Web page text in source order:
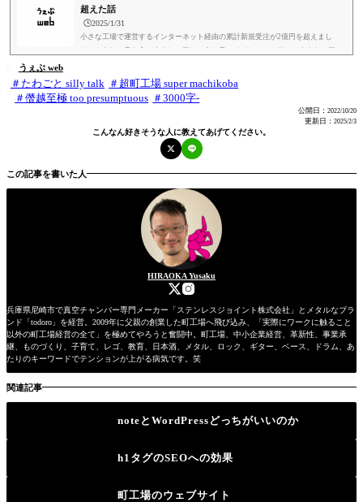
超えた話
🕒️2025/1/31
小さな工場で運営するインターネット経由の累計新規受注が2億円を超えまし
た。やらしい書き方ですよね。笑というか書いててちょっとアレですよね。笑売
億円の時も書きましたが、こういう風に書かないと誰も読んでくれないんで書き
ます。笑これ見て「うちも頑張ります」という町工場が出てきたら、まあ目的達
成かな、と。実際に、「参考になりました」「真似させてもらいます」とメール
をくださったり、SNSを見て「ツイート見ました。よく投稿してくれました」...
うぇぶ web

たわごと silly talk
超町工場 super machikoba
僭越至極 too presumptuous
3000字-
公開日： 2022/10/20
更新日： 2025/2/3
こんなん好きそうな人に教えてあげてください。
この記事を書いた人
HIRAOKA Yusaku
兵庫県尼崎市で真空チャンバー専門メーカー「ステンレスジョイント株式会社」とメタルなブラ
ンド「todoro」を経営。2009年に父親の創業した町工場へ飛び込み、「実際にワークに触ること
以外の町工場経営の全て」を極めてやろうと奮闘中。町工場、中小企業経営、革新性、事業承
継、ものづくり、子育て、レゴ、教育、日本酒、メタル、ロック、ギター、ベース、ドラム、あ
たりのキーワードでテンションが上がる病気です。笑
関連記事
noteとWordPressどっちがいいのか
h1タグのSEOへの効果
町工場のウェブサイト